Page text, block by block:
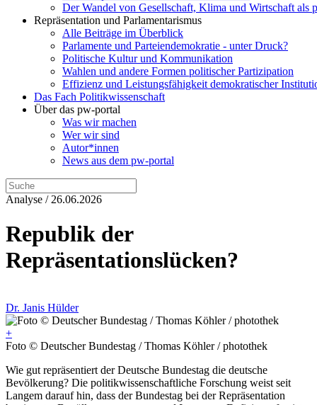
Der Wandel von Gesellschaft, Klima und Wirtschaft als
Repräsentation und Parlamentarismus
Alle Beiträge im Überblick
Parlamente und Parteiendemokratie - unter Druck?
Politische Kultur und Kommunikation
Wahlen und andere Formen politischer Partizipation
Effizienz und Leistungsfähigkeit demokratischer
Das Fach Politikwissenschaft
Über das pw-portal
Was wir machen
Wer wir sind
Autor*innen
News aus dem pw-portal
Analyse / 26.06.2026
Republik der
Repräsentationslücken?
Dr. Janis Hülder
+
Foto © Deutscher Bundestag / Thomas Köhler / photothek
Wie gut repräsentiert der Deutsche Bundestag die deutsche
Bevölkerung? Die politikwissenschaftliche Forschung weist seit
Langem darauf hin, dass der Bundestag bei der Repräsentation